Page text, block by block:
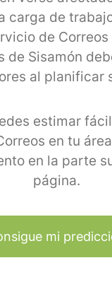
carga de
de
de Sisamón
al planificar
estimar
en tu
en la parte
página.
mi